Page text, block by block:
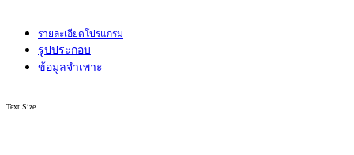
รายละเอียดโปรแกรม
รูปประกอบ
ข้อมูลจำเพาะ
Text Size